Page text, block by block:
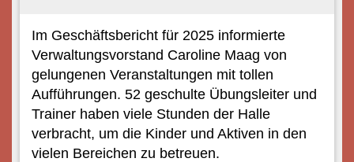
Im Geschäftsbericht für 2025 informierte
Verwaltungsvorstand Caroline Maag von
gelungenen Veranstaltungen mit tollen
Aufführungen. 52 geschulte Übungsleiter und
Trainer haben viele Stunden der Halle
verbracht, um die Kinder und Aktiven in den
vielen Bereichen zu betreuen.